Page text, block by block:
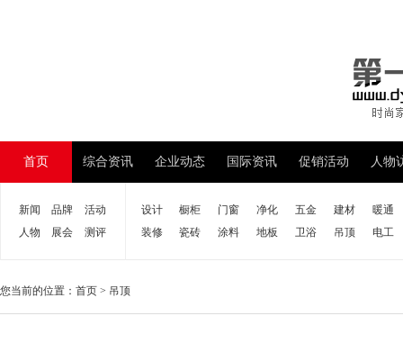
首页 综合资讯 企业动态 国际资讯 促销活动 人物
新闻 品牌
活动
人物
展会 测评
设计 橱柜 门窗 净化 五金 建材
暖通
装修
瓷砖 涂料 地板 卫浴 吊顶 电工
您当前的位置： 首页 > 吊顶